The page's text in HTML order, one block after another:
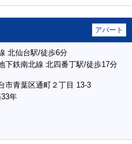
アパート
北仙台駅/徒歩6分
下鉄南北線 北四番丁駅/徒歩17分
市青葉区通町２丁目 13-3
年